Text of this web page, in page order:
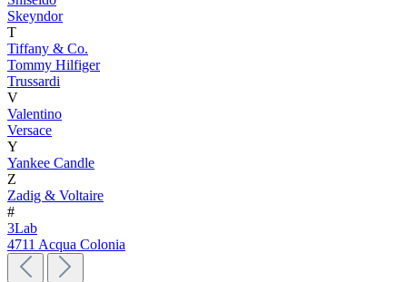
Skeyndor
T
Tiffany & Co.
Tommy Hilfiger
Trussardi
V
Valentino
Versace
Y
Yankee Candle
Z
Zadig & Voltaire
#
3Lab
4711 Acqua Colonia